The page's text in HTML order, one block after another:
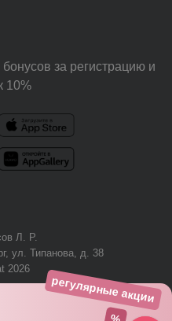
регулярные акции
за регистрацию и
10%
Л. Р.
ул. Типанова, д. 38
2026
61-03